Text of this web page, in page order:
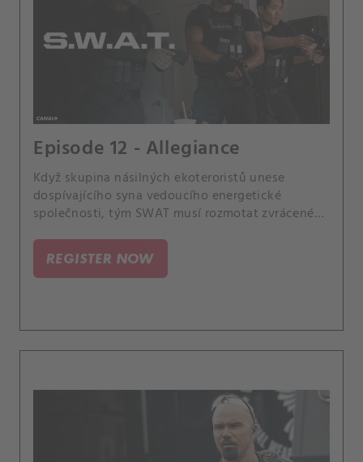
Episode 12 - Allegiance
Když skupina násilných ekoteroristů unese
dospívajícího syna vedoucího energetické
společnosti, tým SWAT musí rozmotat zvrácené
Mezitím Hondovo zapojení do střelby vyvolá
pobouření v komunitě, které se právě snaží
ochraňovat.
REGISTER NOW